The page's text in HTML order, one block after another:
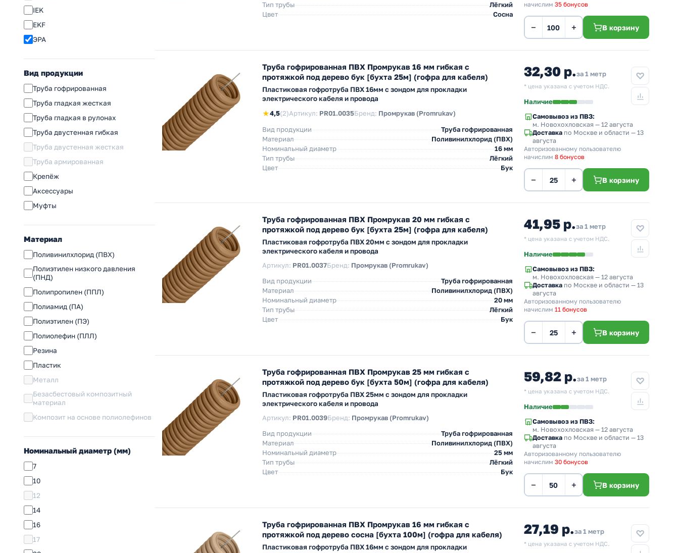
IEK
EKF
ЭРА
Вид продукции
Труба гофрированная
Труба гладкая жесткая
Труба гладкая в рулонах
Труба двустенная гибкая
Труба двустенная жесткая
Труба армированная
Крепёж
Аксессуары
Муфты
Материал
Поливинилхлорид (ПВХ)
Полиэтилен низкого давления
(ПНД)
Полипропилен (ППЛ)
Полиамид (ПА)
Полиэтилен (ПЭ)
Полиолефин (ПЛЛ)
Резина
Пластик
Металл
Безасбестовый композитный
материал
Композит на основе полиолефинов
Номинальный диаметр (мм)
7
10
12
14
16
17
Тип трубы
Лёгкий
Цвет
Сосна
начислим 35 бонусов
− + В корзину
Труба гофрированная ПВХ Промрукав 16 мм гибкая с
протяжкой под дерево бук [бухта 25м] (гофра для кабеля)
Пластиковая гофротруба ПВХ 16мм с зондом для прокладки
электрического кабеля и провода
★4,5(2)Артикул: PR01.0035Бренд: Промрукав (Promrukav)
Вид продукции
Труба гофрированная
Материал
Поливинилхлорид (ПВХ)
Номинальный диаметр
16 мм
Тип трубы
Лёгкий
Цвет
Бук
32,30 р.за 1 метр
* цена указана с учетом НДС.
Наличие
Самовывоз из ПВЗ:
м. Новохохловская — 12 августа
Доставка по Москве и области — 13
августа
Авторизованному пользователю
начислим 8 бонусов
− + В корзину
Труба гофрированная ПВХ Промрукав 20 мм гибкая с
протяжкой под дерево бук [бухта 25м] (гофра для кабеля)
Пластиковая гофротруба ПВХ 20мм с зондом для прокладки
электрического кабеля и провода
Артикул: PR01.0037Бренд: Промрукав (Promrukav)
Вид продукции
Труба гофрированная
Материал
Поливинилхлорид (ПВХ)
Номинальный диаметр
20 мм
Тип трубы
Лёгкий
Цвет
Бук
41,95 р.за 1 метр
* цена указана с учетом НДС.
Наличие
Самовывоз из ПВЗ:
м. Новохохловская — 12 августа
Доставка по Москве и области — 13
августа
Авторизованному пользователю
начислим 11 бонусов
− + В корзину
Труба гофрированная ПВХ Промрукав 25 мм гибкая с
протяжкой под дерево бук [бухта 50м] (гофра для кабеля)
Пластиковая гофротруба ПВХ 25мм с зондом для прокладки
электрического кабеля и провода
Артикул: PR01.0039Бренд: Промрукав (Promrukav)
Вид продукции
Труба гофрированная
Материал
Поливинилхлорид (ПВХ)
Номинальный диаметр
25 мм
Тип трубы
Лёгкий
Цвет
Бук
59,82 р.за 1 метр
* цена указана с учетом НДС.
Наличие
Самовывоз из ПВЗ:
м. Новохохловская — 12 августа
Доставка по Москве и области — 13
августа
Авторизованному пользователю
начислим 30 бонусов
− + В корзину
Труба гофрированная ПВХ Промрукав 16 мм гибкая с
протяжкой под дерево сосна [бухта 100м] (гофра для кабеля)
Пластиковая гофротруба ПВХ 16мм с зондом для прокладки
27,19 р.за 1 метр
* цена указана с учетом НДС.